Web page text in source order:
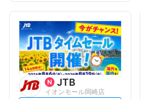
l
w
JTB
イオンモール岡崎店